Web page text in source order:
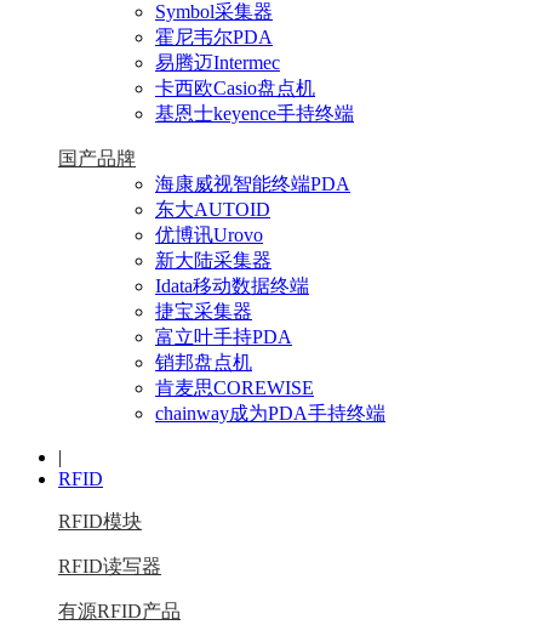
Symbol采集器
霍尼韦尔PDA
易腾迈Intermec
卡西欧Casio盘点机
基恩士keyence手持终端
国产品牌
海康威视智能终端PDA
东大AUTOID
优博讯Urovo
新大陆采集器
Idata移动数据终端
捷宝采集器
富立叶手持PDA
销邦盘点机
肯麦思COREWISE
chainway成为PDA手持终端
|
RFID
RFID模块
RFID读写器
有源RFID产品